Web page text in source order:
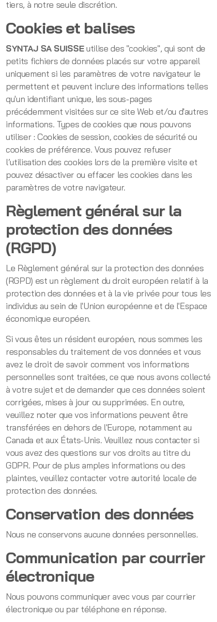
tiers, à notre seule discrétion.
Cookies et balises
SYNTAJ SA SUISSEutilise des "cookies", qui sont de
petits fichiers de données placés sur votre appareil
uniquement si les paramètres de votre navigateur le
permettent et peuvent inclure des informations telles
qu'un identifiant unique, les sous-pages
précédemment visitées sur ce site Web et/ou d'autres
informations. Types de cookies que nous pouvons
utiliser : Cookies de session, cookies de sécurité ou
cookies de préférence. Vous pouvez refuser
l’utilisation des cookies lors de la première visite et
pouvez désactiver ou effacer les cookies dans les
paramètres de votre navigateur.
Règlement général sur la
protection des données
(RGPD)
Le Règlement général sur la protection des données
(RGPD) est un règlement du droit européen relatif à la
protection des données et à la vie privée pour tous les
individus au sein de l'Union européenne et de l'Espace
économique européen.
Si vous êtes un résident européen, nous sommes les
responsables du traitement de vos données et vous
avez le droit de savoir comment vos informations
personnelles sont traitées, ce que nous avons collecté
à votre sujet et de demander que ces données soient
corrigées, mises à jour ou supprimées. En outre,
veuillez noter que vos informations peuvent être
transférées en dehors de l'Europe, notamment au
Canada et aux États-Unis. Veuillez nous contacter si
vous avez des questions sur vos droits au titre du
GDPR. Pour de plus amples informations ou des
plaintes, veuillez contacter votre autorité locale de
protection des données.
Conservation des données
Nous ne conservons aucune données personnelles.
Communication par courrier
électronique
Nous pouvons communiquer avec vous par courrier
électronique ou par téléphone en réponse.